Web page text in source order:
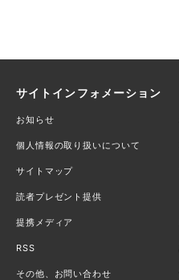
サイトインフォメーション
お知らせ
個人情報の取り扱いについて
サイトマップ
読者プレゼント提供
提携メディア
RSS
その他、お問い合わせ